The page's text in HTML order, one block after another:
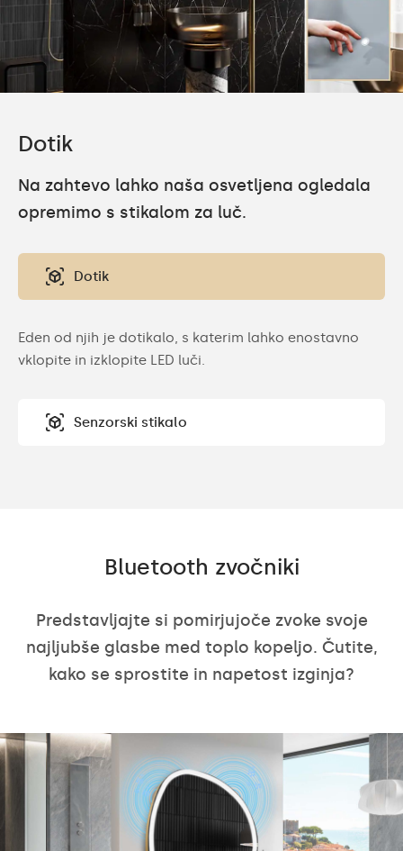
Dotik
Na zahtevo lahko naša osvetljena ogledala
opremimo s stikalom za luč.
Dotik
Eden od njih je dotikalo, s katerim lahko enostavno
vklopite in izklopite LED luči.
Senzorski stikalo
Bluetooth zvočniki
Predstavljajte si pomirjujoče zvoke svoje
najljubše glasbe med toplo kopeljo. Čutite,
kako se sprostite in napetost izginja?